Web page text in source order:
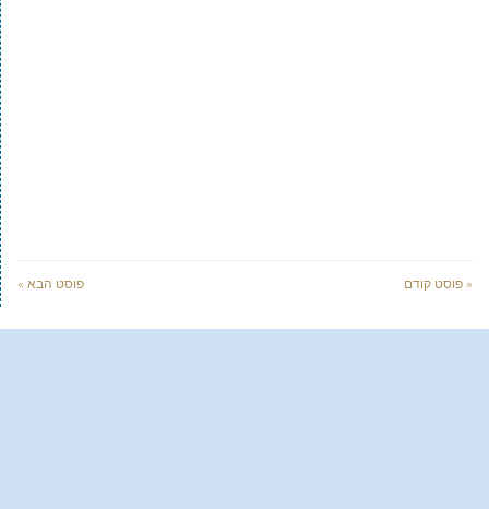
« פוסט קודם פוסט הבא »